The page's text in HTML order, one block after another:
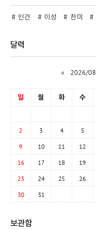
인간 이성 찬미
달력
« 2026/08
일 월 화 수
2 3 4 5
9 10 11 12
16 17 18 19
23 24 25 26
30 31
보관함